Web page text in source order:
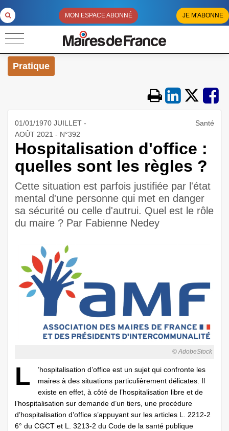
MON ESPACE ABONNÉ JE M'ABONNE
Pratique
01/01/1970 JUILLET -
AOÛT 2021 - N°392
Santé
Hospitalisation d'office :
quelles sont les règles ?
Cette situation est parfois justifiée par l'état
mental d'une personne qui met en danger
sa sécurité ou celle d'autrui. Quel est le rôle
du maire ? Par Fabienne Nedey
© AdobeStock
L
’hospitalisation d’office est un sujet qui confronte les
maires à des situations particulièrement délicates. Il
existe en effet, à côté de l’hospitalisation libre et de
l’hospitalisation sur demande d’un tiers, une procédure
d’hospitalisation d’office s’appuyant sur les articles L. 2212-2
6° du CGCT et L. 3213-2 du Code de la santé publique